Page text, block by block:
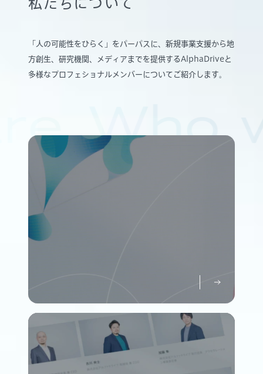
「人の可能性をひらく」をパーパスに、新規事業支援から地
方創生、研究機関、メディアまでを提供するAlphaDriveと
多様なプロフェショナルメンバーについてご紹介します。